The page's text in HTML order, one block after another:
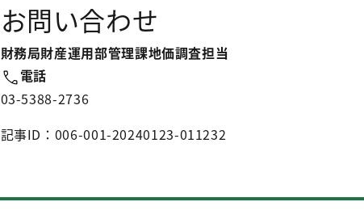
お問い合わせ
財務局財産運用部管理課地価調査担当
電話
03-5388-2736
記事ID：006-001-20240123-011232